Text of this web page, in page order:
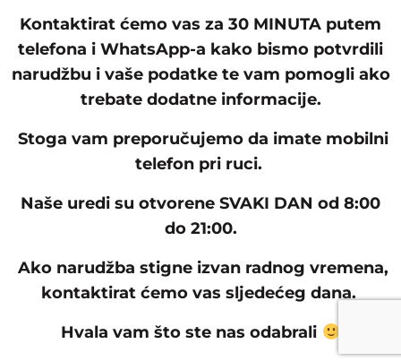
Kontaktirat ćemo vas za 30 MINUTA putem
telefona i WhatsApp-a kako bismo potvrdili
narudžbu i vaše podatke te vam pomogli ako
trebate dodatne informacije.
Stoga vam preporučujemo da imate mobilni
telefon pri ruci.
Naše uredi su otvorene SVAKI DAN od 8:00
do 21:00.
Ako narudžba stigne izvan radnog vremena,
kontaktirat ćemo vas sljedećeg dana.
Hvala vam što ste nas odabrali